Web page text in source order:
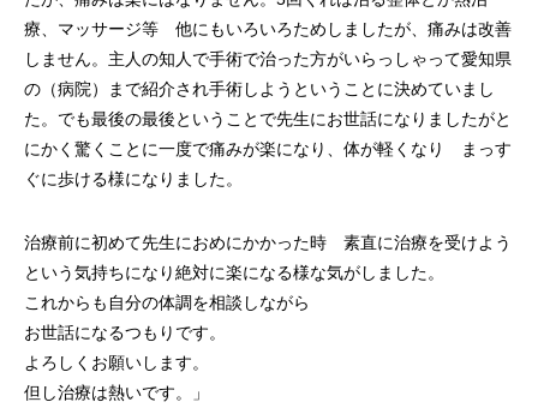
療、マッサージ等 他にもいろいろためしましたが、痛みは改善
しません。主人の知人で手術で治った方がいらっしゃって愛知県
の（病院）まで紹介され手術しようということに決めていまし
た。でも最後の最後ということで先生にお世話になりましたがと
にかく驚くことに一度で痛みが楽になり、体が軽くなり まっす
ぐに歩ける様になりました。
治療前に初めて先生におめにかかった時 素直に治療を受けよう
という気持ちになり絶対に楽になる様な気がしました。
これからも自分の体調を相談しながら
お世話になるつもりです。
よろしくお願いします。
但し治療は熱いです。」